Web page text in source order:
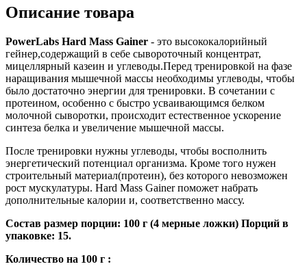
Описание товара
PowerLabs Hard Mass Gainer - это высококалорийный
гейнер,содержащий в себе сывороточный концентрат,
мицеллярный казеин и углеводы.Перед тренировкой на фазе
наращивания мышечной массы необходимы углеводы, чтобы
было достаточно энергии для тренировки. В сочетании с
протеином, особенно с быстро усваивающимся белком
молочной сыворотки, происходит естественное ускорение
синтеза белка и увеличение мышечной массы.
После тренировки нужны углеводы, чтобы восполнить
энергетический потенциал организма. Кроме того нужен
строительный материал(протеин), без которого невозможен
рост мускулатуры. Hard Mass Gainer поможет набрать
дополнительные калории и, соответственно массу.
Состав размер порции: 100 г (4 мерные ложки) Порций в
упаковке: 15.
Количество на 100 г :